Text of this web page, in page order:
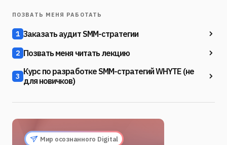
ПОЗВАТЬ МЕНЯ РАБОТАТЬ
1 Заказать аудит SMM-стратегии
2 Позвать меня читать лекцию
3 Курс по разработке SMM-стратегий WHYTE (не
для новичков)
Мир осознанного Digital